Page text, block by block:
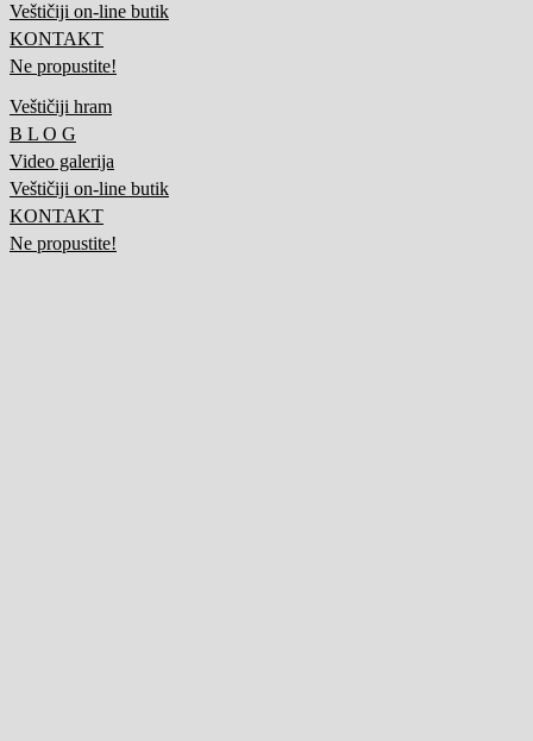
Veštičiji on-line butik
KONTAKT
Ne propustite!
Veštičiji hram
B L O G
Video galerija
Veštičiji on-line butik
KONTAKT
Ne propustite!